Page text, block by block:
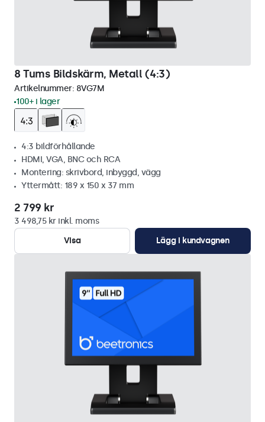
8 Tums Bildskärm, Metall (4:3)
Artikelnummer: 8VG7M
100+ i lager
4:3 bildförhållande
HDMI, VGA, BNC och RCA
Montering: skrivbord, inbyggd, vägg
Yttermått: 189 x 150 x 37 mm
2 799 kr
3 498,75 kr inkl. moms
Visa
Lägg i kundvagnen